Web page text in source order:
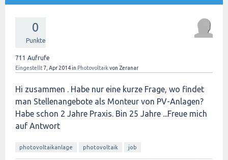
0
Punkte
711 Aufrufe
Eingestellt7, Apr 2014in Photovoltaik von Zeranar
Hi zusammen . Habe nur eine kurze Frage, wo findet
man Stellenangebote als Monteur von PV-Anlagen?
Habe schon 2 Jahre Praxis. Bin 25 Jahre ...Freue mich
auf Antwort
photovoltaikanlage photovoltaik job